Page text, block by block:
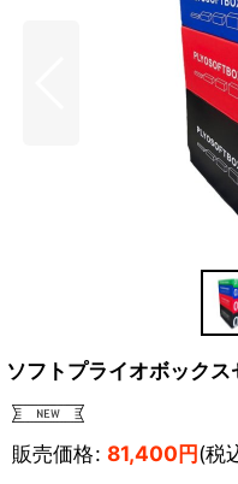
ソフトプライオボックス
販売価格: 81,400円(税